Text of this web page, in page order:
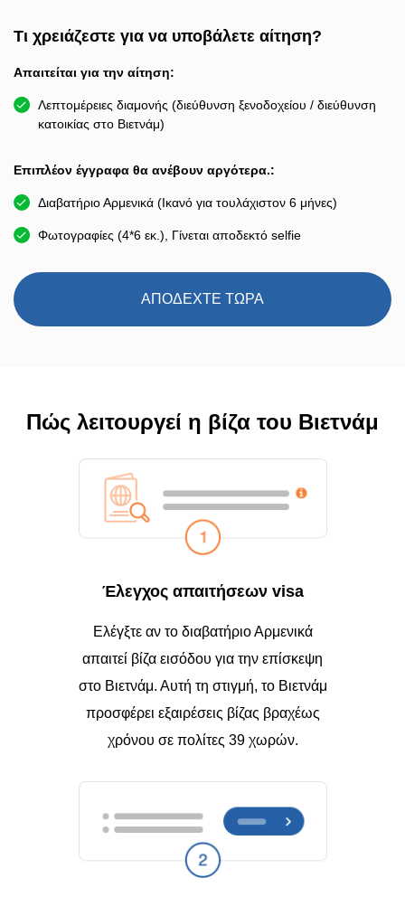
Τι χρειάζεστε για να υποβάλετε αίτηση?
Απαιτείται για την αίτηση:
Λεπτομέρειες διαμονής (διεύθυνση ξενοδοχείου / διεύθυνση
κατοικίας στο Βιετνάμ)
Επιπλέον έγγραφα θα ανέβουν αργότερα.:
Διαβατήριο Αρμενικά (Ικανό για τουλάχιστον 6 μήνες)
Φωτογραφίες (4*6 εκ.), Γίνεται αποδεκτό selfie
ΑΠΟΔΕΧΤΕ ΤΩΡΑ
Πώς λειτουργεί η βίζα του Βιετνάμ
Έλεγχος απαιτήσεων visa
Ελέγξτε αν το διαβατήριο Αρμενικά
απαιτεί βίζα εισόδου για την επίσκεψη
στο Βιετνάμ. Αυτή τη στιγμή, το Βιετνάμ
προσφέρει εξαιρέσεις βίζας βραχέως
χρόνου σε πολίτες 39 χωρών.